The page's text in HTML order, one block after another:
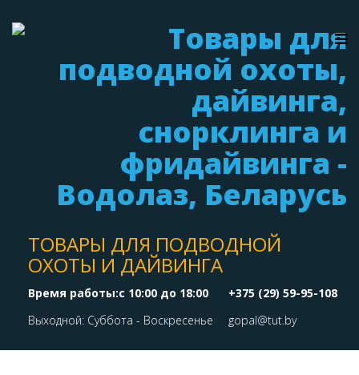
ТОВАРЫ ДЛЯ ПОДВОДНОЙ
ОХОТЫ И ДАЙВИНГА
Время работы:с 10:00 до 18:00
Выходной: Суббота - Воскресенье
+375 (29) 59-95-108
gopal@tut.by